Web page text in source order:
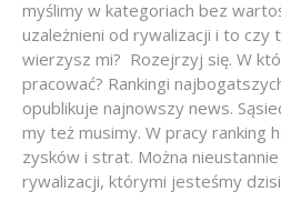
myślimy w kategoriach bez
uzależnieni od rywalizacji i to czy
wierzysz mi? Rozejrzyj się. W
pracować? Rankingi
opublikuje najnowszy news.
my też musimy. W pracy ranking
zysków i strat. Można
rywalizacji, którymi jesteśmy